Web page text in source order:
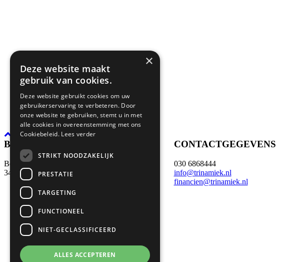
BEZOEK- EN POSTADRES
Boerhaaveweg 39
3401 MN IJsselstein
CONTACTGEGEVENS
030 6868444
info@trinamiek.nl
financien@trinamiek.nl
×
Deze website maakt
gebruik van cookies.
Deze website gebruikt cookies om uw
gebruikerservaring te verbeteren. Door
onze website te gebruiken, stemt u in met
alle cookies in overeenstemming met ons
Cookiebeleid. Lees verder
STRIKT NOODZAKELIJK
PRESTATIE
TARGETING
FUNCTIONEEL
NIET-GECLASSIFICEERD
ALLES ACCEPTEREN